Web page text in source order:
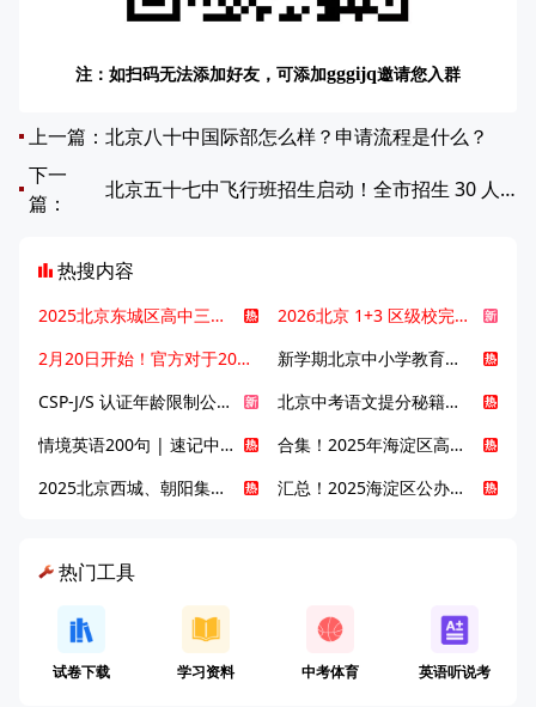
注：如扫码无法添加好友，可添加gggijq邀请您入群
上一篇： 北京八十中国际部怎么样？申请流程是什么？
下一
篇：
北京五十七中飞行班招生启动！全市招生 30 人！
热搜内容
2025北京东城区高中三大梯队高中有哪些？录取分数线是多少？
2026北京 1+3 区级校完整名单发布，13549 个名额该如何规划报考？
2月20日开始！官方对于2025年北京市中招体检问题解答！
新学期北京中小学教育八大变化全解析：学位、政策、教学等方面迎新变革
CSP-J/S 认证年龄限制公告发布，新规即日起实施！
北京中考语文提分秘籍！攻克 5000 易混易错字
情境英语200句 | 速记中考英语1600词
合集！2025年海淀区高中校情介绍
2025北京西城、朝阳集团校直升新动态
汇总！2025海淀区公办高中校情全解
热门工具
试卷下载 学习资料 中考体育 英语听说考